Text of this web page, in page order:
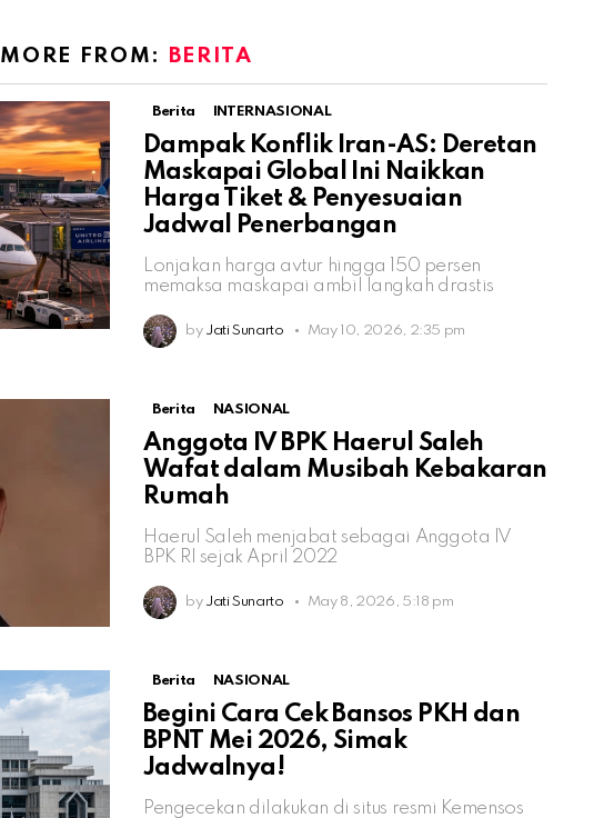
MORE FROM: BERITA
Berita INTERNASIONAL
Dampak Konflik Iran-AS: Deretan
Maskapai Global Ini Naikkan
Harga Tiket & Penyesuaian
Jadwal Penerbangan
Lonjakan harga avtur hingga 150 persen
memaksa maskapai ambil langkah drastis
by Jati Sunarto May 10, 2026, 2:35 pm
Berita NASIONAL
Anggota IV BPK Haerul Saleh
Wafat dalam Musibah Kebakaran
Rumah
Haerul Saleh menjabat sebagai Anggota IV
BPK RI sejak April 2022
by Jati Sunarto May 8, 2026, 5:18 pm
Berita NASIONAL
Begini Cara Cek Bansos PKH dan
BPNT Mei 2026, Simak
Jadwalnya!
Pengecekan dilakukan di situs resmi Kemensos